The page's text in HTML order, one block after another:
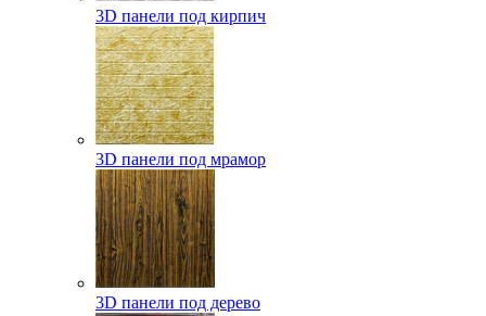
3D панели под кирпич
3D панели под мрамор
3D панели под дерево